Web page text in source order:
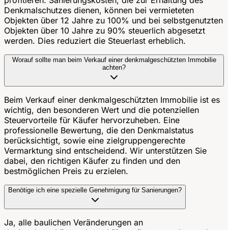
Denkmalschutzes dienen, können bei vermieteten
Objekten über 12 Jahre zu 100% und bei selbstgenutzten
Objekten über 10 Jahre zu 90% steuerlich abgesetzt
werden. Dies reduziert die Steuerlast erheblich.
Worauf sollte man beim Verkauf einer denkmalgeschützten Immobilie
achten?
Beim Verkauf einer denkmalgeschützten Immobilie ist es
wichtig, den besonderen Wert und die potenziellen
Steuervorteile für Käufer hervorzuheben. Eine
professionelle Bewertung, die den Denkmalstatus
berücksichtigt, sowie eine zielgruppengerechte
Vermarktung sind entscheidend. Wir unterstützen Sie
dabei, den richtigen Käufer zu finden und den
bestmöglichen Preis zu erzielen.
Benötige ich eine spezielle Genehmigung für Sanierungen?
Ja, alle baulichen Veränderungen an